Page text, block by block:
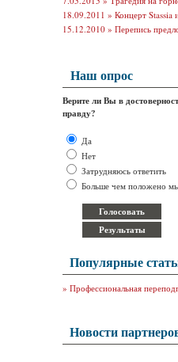
18.09.2011 » Концерт Stassia
15.12.2010 » Перепись
Наш опрос
Верите ли Вы в
правду?
Да
Нет
Затрудняюсь ответить
Больше чем положено
Популярные
» Профессиональная
Новости